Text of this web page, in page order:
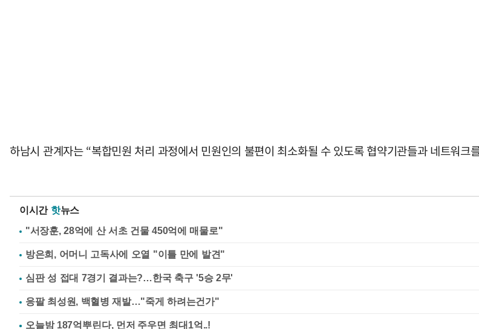
하남시 관계자는 “복합민원 처리 과정에서 민원인의 불편이 최소화될 수 있도록 협약기관들과 네트워
이시간 핫뉴스
"서장훈, 28억에 산 서초 건물 450억에 매물로"
방은희, 어머니 고독사에 오열 "이틀 만에 발견"
심판 성 접대 7경기 결과는?…한국 축구 '5승 2무'
응팔 최성원, 백혈병 재발…"죽게 하려는건가"